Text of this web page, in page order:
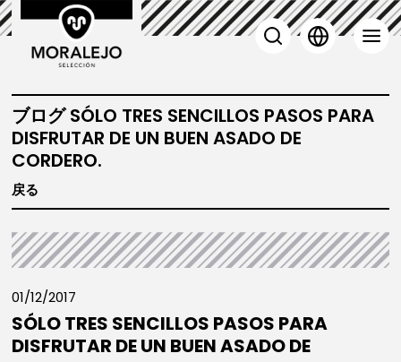
ブログ SÓLO TRES SENCILLOS PASOS PARA
DISFRUTAR DE UN BUEN ASADO DE
CORDERO.
戻る
01/12/2017
SÓLO TRES SENCILLOS PASOS PARA
DISFRUTAR DE UN BUEN ASADO DE